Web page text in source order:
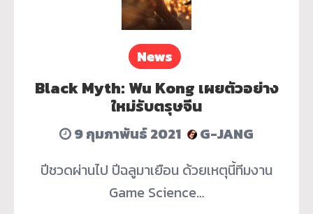
News
Black Myth: Wu Kong เผยตัวอย่าง
ใหม่รับตรุษจีน
9 กุมภาพันธ์ 2021
G-JANG
ปีชวดผ่านไป ปีฉลูมาเยือน ด้วยเหตุนี้ทีมงาน
Game Science…